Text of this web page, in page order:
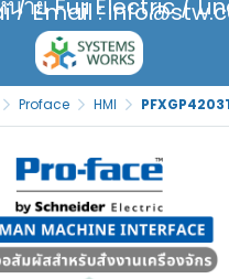
าย Fuji Electric /
/ Email :
Proface HMI